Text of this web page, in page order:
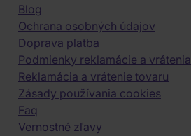
Blog
Ochrana osobných údajov
Doprava platba
Podmienky reklamácie a vrátenia
Reklamácia a vrátenie tovaru
Zásady používania cookies
Faq
Vernostné zľavy